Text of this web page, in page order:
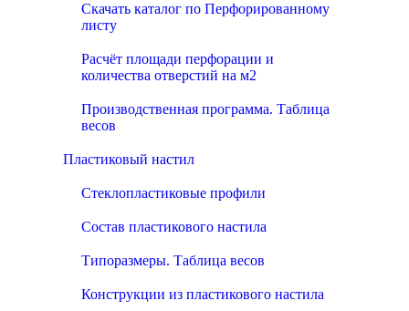
Скачать каталог по Перфорированному
листу
Расчёт площади перфорации и
количества отверстий на м2
Производственная программа. Таблица
весов
Пластиковый настил
Стеклопластиковые профили
Состав пластикового настила
Типоразмеры. Таблица весов
Конструкции из пластикового настила